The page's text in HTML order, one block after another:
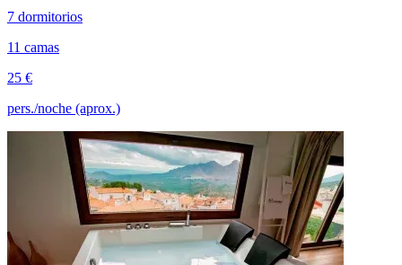
7 dormitorios
11 camas
25 €
pers./noche (aprox.)